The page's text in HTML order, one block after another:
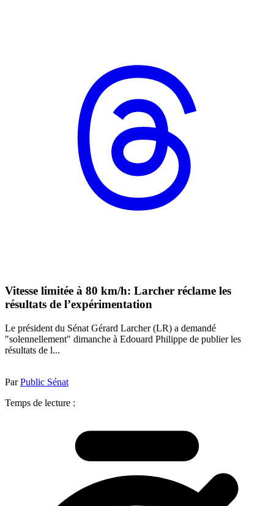
Vitesse limitée à 80 km/h: Larcher réclame les
résultats de l’expérimentation
Le président du Sénat Gérard Larcher (LR) a demandé
"solennellement" dimanche à Edouard Philippe de publier les
résultats de l...
ParPublic Sénat
Temps de lecture :